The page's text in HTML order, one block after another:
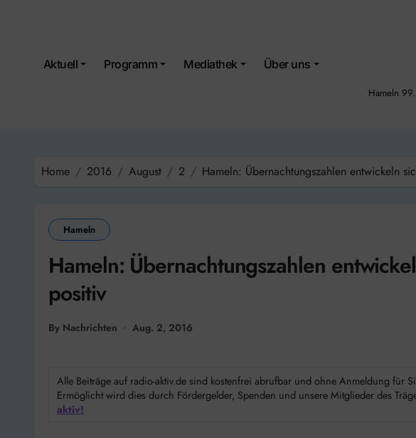
Aktuell Programm Mediathek Über uns
Hameln
Home 2016 August 2 Hameln: Übernachtungszahlen entwickeln
Hameln
Hameln: Übernachtungszahlen
positiv
By Nachrichten Aug. 2, 2016
Alle Beiträge auf radio-aktiv.de sind kostenfrei abrufbar und ohne Anmeldung für
Ermöglicht wird dies durch Fördergelder, Spenden und unsere Mitglieder des
aktiv!